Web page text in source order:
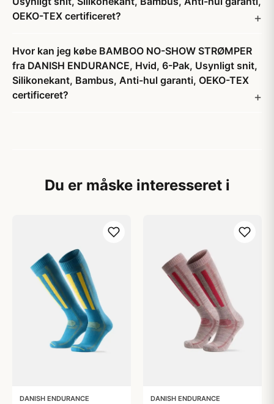
OEKO-TEX certificeret?
Hvor kan jeg købe BAMBOO NO-SHOW STRØMPER
fra DANISH ENDURANCE, Hvid, 6-Pak, Usynligt snit,
Silikonekant, Bambus, Anti-hul garanti, OEKO-TEX
certificeret?
Du er måske interesseret i
DANISH ENDURANCE DANISH ENDURANCE